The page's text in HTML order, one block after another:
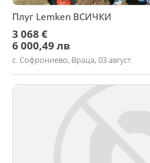
Плуг Lemken ВСИЧКИ
3 068 €
6 000,49 лв
с. Софрониево, Враца, 03 август